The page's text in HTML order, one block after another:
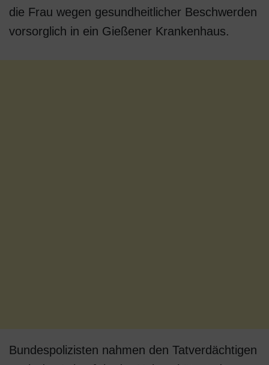
die Frau wegen gesundheitlicher Beschwerden
vorsorglich in ein Gießener Krankenhaus.
Bundespolizisten nahmen den Tatverdächtigen